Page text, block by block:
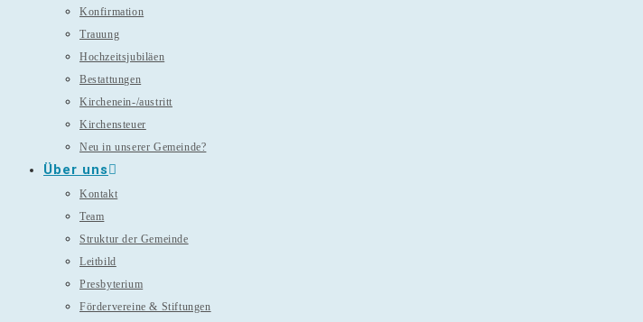
Konfirmation
Trauung
Hochzeitsjubiläen
Bestattungen
Kirchenein-/austritt
Kirchensteuer
Neu in unserer Gemeinde?
Über uns
Kontakt
Team
Struktur der Gemeinde
Leitbild
Presbyterium
Fördervereine & Stiftungen